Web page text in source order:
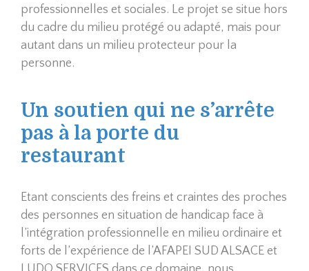
professionnelles et sociales. Le projet se situe hors
du cadre du milieu protégé ou adapté, mais pour
autant dans un milieu protecteur pour la
personne.
Un soutien qui ne s’arrête
pas à la porte du
restaurant
Etant conscients des freins et craintes des proches
des personnes en situation de handicap face à
l’intégration professionnelle en milieu ordinaire et
forts de l’expérience de l’AFAPEI SUD ALSACE et